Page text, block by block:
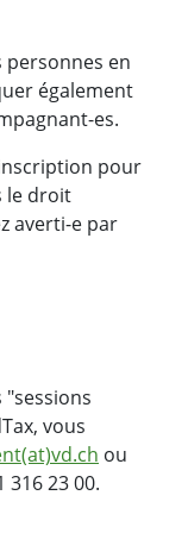
personnes en
également
es.
pour
le droit
averti-e par
vous
ou
23 00.